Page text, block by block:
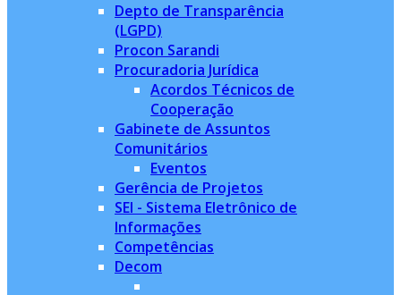
Depto de Transparência
(LGPD)
Procon Sarandi
Procuradoria Jurídica
Acordos Técnicos de
Cooperação
Gabinete de Assuntos
Comunitários
Eventos
Gerência de Projetos
SEI - Sistema Eletrônico de
Informações
Competências
Decom